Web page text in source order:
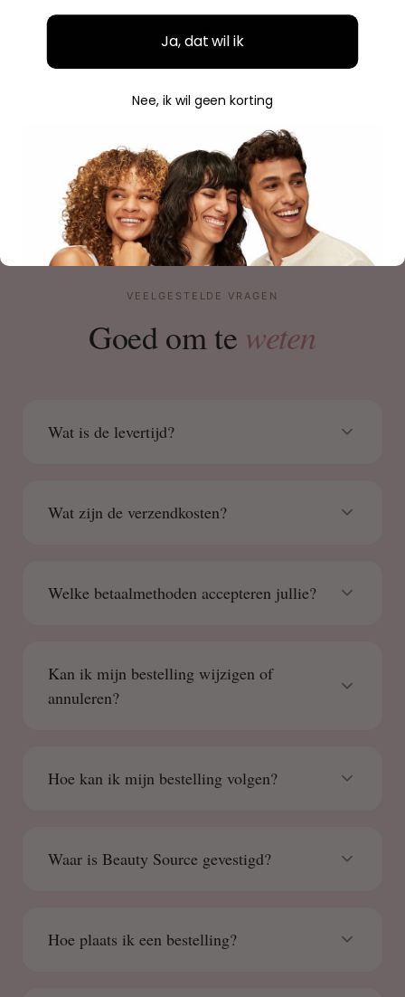
verpakking. Volgende keer weer.
Savannah
VEELGESTELDE VRAGEN
Goed om te weten
Wat is de levertijd?
Wat zijn de verzendkosten?
Welke betaalmethoden accepteren jullie?
Kan ik mijn bestelling wijzigen of
annuleren?
Hoe kan ik mijn bestelling volgen?
Waar is Beauty Source gevestigd?
Hoe plaats ik een bestelling?
Ja, dat wil ik
Nee, ik wil geen korting